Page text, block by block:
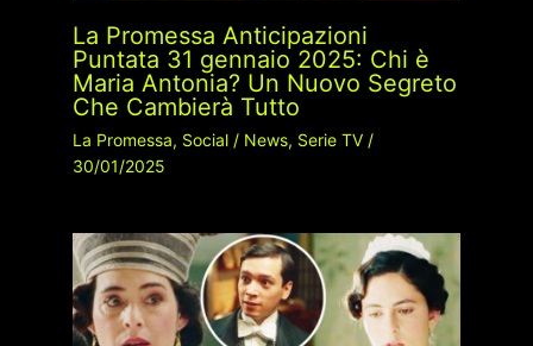
La Promessa Anticipazioni
Puntata 31 gennaio 2025: Chi è
Maria Antonia? Un Nuovo Segreto
Che Cambierà Tutto
La Promessa, Social/ News, Serie TV/
30/01/2025